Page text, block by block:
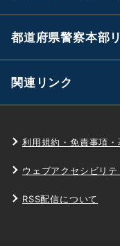
都道府県警察本部
関連リンク
利用規約・免責事項・
ウェブアクセシビリテ
RSS配信について